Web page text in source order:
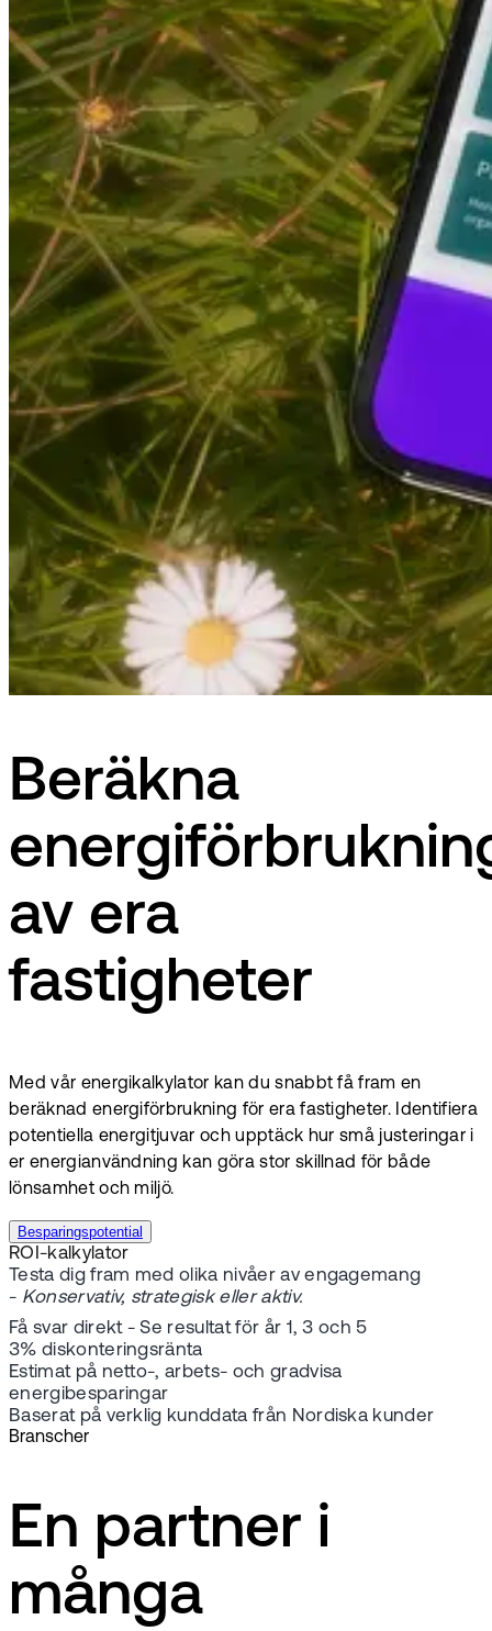
Beräkna
av era
fastigheter
Med vår energikalkylator kan du snabbt få fram en
beräknad energiförbrukning för era fastigheter. Identifiera
potentiella energitjuvar och upptäck hur små justeringar i
er energianvändning kan göra stor skillnad för både
lönsamhet och miljö.
Besparingspotential
ROI-kalkylator
Testa dig fram med olika nivåer av engagemang
- Konservativ, strategisk eller aktiv.
Få svar direkt - Se resultat för år 1, 3 och 5
3% diskonteringsränta
Estimat på netto-, arbets- och gradvisa
energibesparingar
Baserat på verklig kunddata från Nordiska kunder
Branscher
En partner i
många